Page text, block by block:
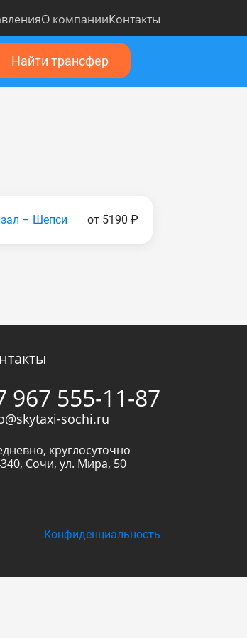
О компанииКонтакты
Найти трансфер
– Шепси от 5190 ₽
967 555-11-87
sochi.ru
круглосуточно
, Сочи, ул. Мира, 50
Конфиденциальность